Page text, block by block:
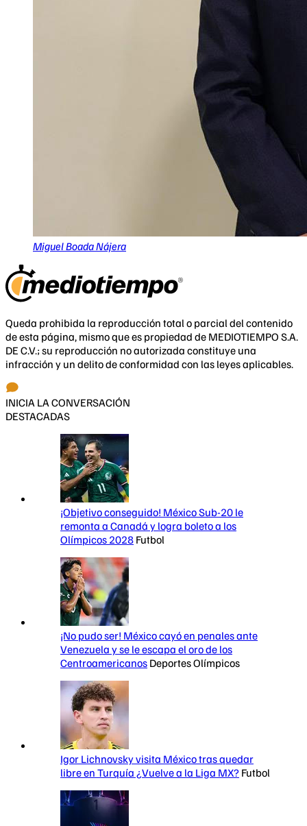
Miguel Boada Nájera
Queda prohibida la reproducción total o parcial del contenido
de esta página, mismo que es propiedad de MEDIOTIEMPO S.A.
DE C.V.; su reproducción no autorizada constituye una
infracción y un delito de conformidad con las leyes aplicables.
INICIA LA CONVERSACIÓN
DESTACADAS
¡Objetivo conseguido! México Sub-20 le
remonta a Canadá y logra boleto a los
Olímpicos 2028 Futbol
¡No pudo ser! México cayó en penales ante
Venezuela y se le escapa el oro de los
Centroamericanos Deportes Olímpicos
Igor Lichnovsky visita México tras quedar
libre en Turquía ¿Vuelve a la Liga MX? Futbol